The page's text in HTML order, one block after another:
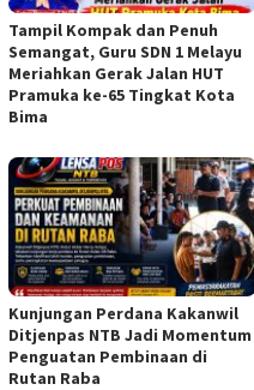
Tampil Kompak dan Penuh
Semangat, Guru SDN 1 Melayu
Meriahkan Gerak Jalan HUT
Pramuka ke-65 Tingkat Kota
Bima
Kunjungan Perdana Kakanwil
Ditjenpas NTB Jadi Momentum
Penguatan Pembinaan di
Rutan Raba